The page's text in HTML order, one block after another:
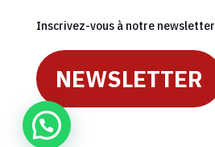
Inscrivez-vous à notre newsletter
NEWSLETTER